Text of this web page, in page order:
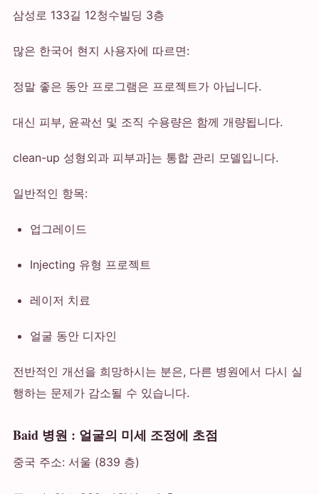
삼성로 133길 12청수빌딩 3층
많은 한국어 현지 사용자에 따르면:
정말 좋은 동안 프로그램은 프로젝트가 아닙니다.
대신 피부, 윤곽선 및 조직 수용량은 함께 개량됩니다.
clean-up 성형외과 피부과]는 통합 관리 모델입니다.
일반적인 항목:
업그레이드
Injecting 유형 프로젝트
레이저 치료
얼굴 동안 디자인
전반적인 개선을 희망하시는 분은, 다른 병원에서 다시 실
행하는 문제가 감소될 수 있습니다.
Baid 병원 : 얼굴의 미세 조정에 초점
중국 주소: 서울 (839 층)